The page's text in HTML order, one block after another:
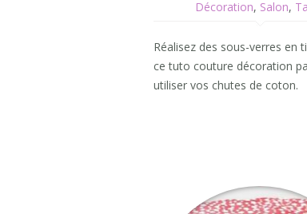
Décoration, Salon,
Réalisez des sous-verres en
ce tuto couture décoration
utiliser vos chutes de coton.